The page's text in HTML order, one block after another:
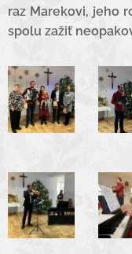
raz Marekovi, jeho
spolu zažiť